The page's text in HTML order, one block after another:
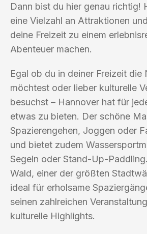
Dann bist du hier genau richtig!
eine Vielzahl an Attraktionen
deine Freizeit zu einem
Abenteuer machen.
Egal ob du in deiner Freizeit die
möchtest oder lieber kulturelle
besuchst – Hannover hat für
etwas zu bieten. Der schöne
Spazierengehen, Joggen oder
und bietet zudem
Segeln oder Stand-Up-
Wald, einer der größten
ideal für erholsame
seinen zahlreichen
kulturelle Highlights.